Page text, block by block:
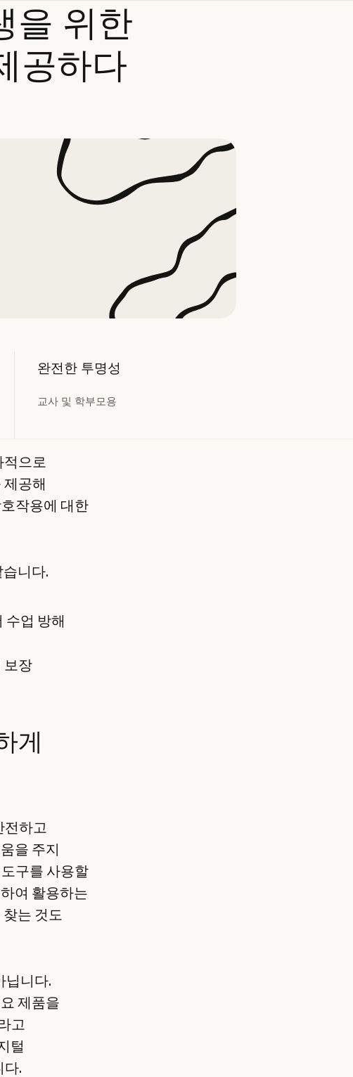
을 위한
공하다
완전한 투명성
교사 및 학부모용
으로
공해
작용에 대한
니다.
수업 방해
보장
게
하고
을 주지
구를 사용할
여 활용하는
는 것도
닙니다.
제품을
고
털
.